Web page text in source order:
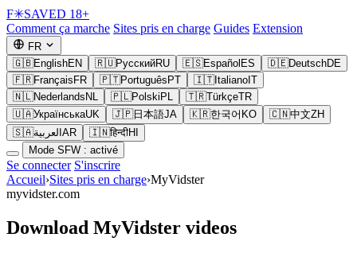
F✳SAVED 18+
Comment ça marche Sites pris en charge Guides Extension
FR
🇬🇧EnglishEN 🇷🇺РусскийRU 🇪🇸Español ES 🇩🇪DeutschDE
🇫🇷Français FR 🇵🇹Português PT 🇮🇹Italiano IT
🇳🇱Nederlands NL 🇵🇱Polski PL 🇹🇷TürkçeTR
🇺🇦УкраїнськаUK 🇯🇵日本語JA 🇰🇷한국어 KO 🇨🇳中文ZH
🇸🇦العربية AR 🇮🇳हिन्दीHI
Mode SFW : activé
Se connecter S'inscrire
Accueil›Sites pris en charge›MyVidster
myvidster.com
Download MyVidster videos